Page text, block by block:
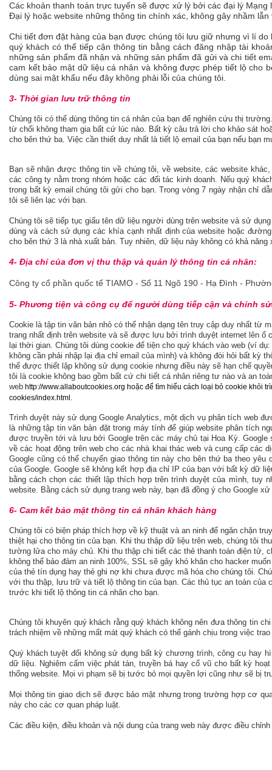
Các khoản thanh toán trực tuyến sẽ được xử lý bởi các đại lý
Đại lý hoặc website những thông tin chính xác, không gây nhầm
Chi tiết đơn đặt hàng của bạn được chúng tôi lưu giữ nhưng vì lí
quý khách có thể tiếp cận thông tin bằng cách đăng nhập tài
những sản phẩm đã nhận và những sản phẩm đã gửi và chi tiết
cam kết bảo mật dữ liệu cá nhân và không được phép tiết lộ cho
dùng sai mật khẩu nếu đây không phải lỗi của chúng tôi.
3- Thời gian lưu trữ thông tin
Chúng tôi có thể dùng thông tin cá nhân của bạn để nghiên cứu thị
từ chối không tham gia bất cứ lúc nào. Bất kỳ câu trả lời cho khảo sát
cho bên thứ ba. Việc cần thiết duy nhất là tiết lộ email của bạn nếu bạn
Bạn sẽ nhận được thông tin về chúng tôi, về website, các website
các công ty nằm trong nhóm hoặc các đối tác kinh doanh. Nếu quý
trong bất kỳ email chúng tôi gửi cho bạn. Trong vòng 7 ngày nhận chỉ
tôi sẽ liên lạc với bạn.
Chúng tôi sẽ tiếp tục giấu tên dữ liệu người dùng trên website và sử
dùng và cách sử dụng các khía cạnh nhất định của website hoặc
cho bên thứ 3 là nhà xuất bản. Tuy nhiên, dữ liệu này không có khả năng
4- Địa chỉ của đơn vị thu thập và quản lý thông tin cá nhân:
Công ty cổ phần quốc tế TIAMO - Số 11 Ngõ 190 - Hạ Đình -
5- Phương tiện và công cụ để người dùng tiếp cận và chỉnh
Cookie là tập tin văn bản nhỏ có thể nhận dạng tên truy cập duy nhất từ
trang nhất định trên website và sẽ được lưu bởi trình duyệt internet lên
lại thời gian. Chúng tôi dùng cookie để tiện cho quý khách vào web (ví
không cần phải nhập lại địa chỉ email của mình) và không đòi hỏi bất kỳ
thể được thiết lập không sử dụng cookie nhưng điều này sẽ hạn chế
tôi là cookie không bao gồm bất cứ chi tiết cá nhân riêng tư nào và an
web http://www.allaboutcookies.org hoặc để tìm hiểu cách loại bỏ cookie khỏi
cookies/index.html .
Trình duyệt này sử dụng Google Analytics, một dịch vụ phân tích web
là những tập tin văn bản đặt trong máy tính để giúp website phân tích
được truyền tới và lưu bởi Google trên các máy chủ tại Hoa Kỳ. Google
về các hoạt động trên web cho các nhà khai thác web và cung cấp các
Google cũng có thể chuyển giao thông tin này cho bên thứ ba theo
của Google. Google sẽ không kết hợp địa chỉ IP của bạn với bất kỳ dữ
bằng cách chọn các thiết lập thích hợp trên trình duyệt của mình, tuy
website. Bằng cách sử dụng trang web này, bạn đã đồng ý cho Google
6- Cam kết bảo mật thông tin cá nhân khách hàng
Chúng tôi có biện pháp thích hợp về kỹ thuật và an ninh để ngăn chặn
thiệt hại cho thông tin của bạn. Khi thu thập dữ liệu trên web, chúng tôi
tường lửa cho máy chủ. Khi thu thập chi tiết các thẻ thanh toán điện tử,
không thể bảo đảm an ninh 100%, SSL sẽ gây khó khăn cho hacker
của thẻ tín dụng hay thẻ ghi nợ khi chưa được mã hóa cho chúng tôi.
với thu thập, lưu trữ và tiết lộ thông tin của bạn. Các thủ tục an toàn
trước khi tiết lộ thông tin cá nhân cho bạn.
Chúng tôi khuyên quý khách rằng quý khách không nên đưa thông tin
trách nhiệm về những mất mát quý khách có thể gánh chịu trong việc
Quý khách tuyệt đối không sử dụng bất kỳ chương trình, công cụ hay
dữ liệu. Nghiêm cấm việc phát tán, truyền bá hay cổ vũ cho bất kỳ
thống website. Mọi vi phạm sẽ bị tước bỏ mọi quyền lợi cũng như sẽ bị
Mọi thông tin giao dịch sẽ được bảo mật nhưng trong trường hợp cơ
này cho các cơ quan pháp luật.
Các điều kiện, điều khoản và nội dung của trang web này được điều